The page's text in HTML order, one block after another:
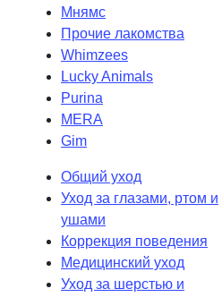
Мнямс
Прочие лакомства
Whimzees
Lucky Animals
Purina
MERA
Gim
Общий уход
Уход за глазами, ртом и
ушами
Коррекция поведения
Медицинский уход
Уход за шерстью и